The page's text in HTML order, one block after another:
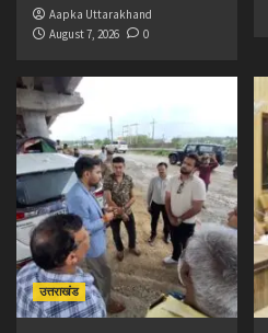
Aapka Uttarakhand
August 7, 2026
0
उत्तराखंड